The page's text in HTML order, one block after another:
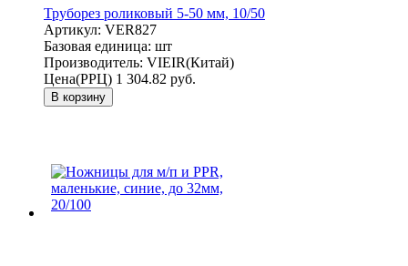
Труборез роликовый 5-50 мм, 10/50
Артикул: VER827
Базовая единица: шт
Производитель: VIEIR(Китай)
Цена(РРЦ) 1 304.82 руб.
В корзину